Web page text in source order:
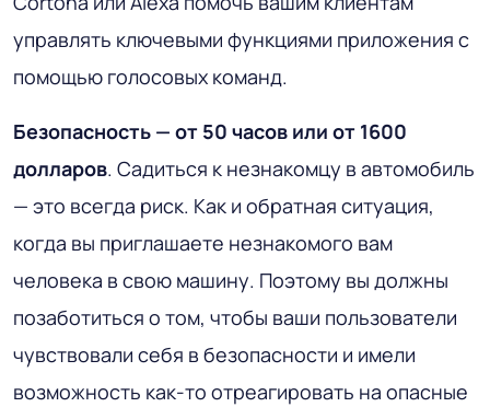
управлять ключевыми функциями приложения с
помощью голосовых команд.
Безопасность — от 50 часов или от 1600
долларов. Садиться к незнакомцу в автомобиль
— это всегда риск. Как и обратная ситуация,
когда вы приглашаете незнакомого вам
человека в свою машину. Поэтому вы должны
позаботиться о том, чтобы ваши пользователи
чувствовали себя в безопасности и имели
возможность как-то отреагировать на опасные